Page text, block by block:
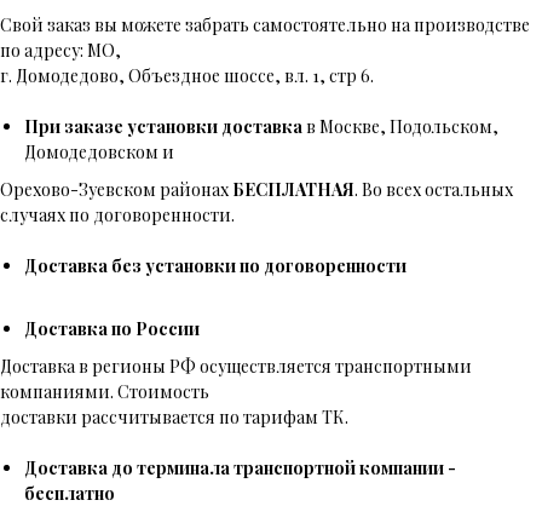
Свой заказ вы можете забрать самостоятельно на производстве
по адресу: МО,
г. Домодедово, Объездное шоссе, вл. 1, стр 6.
При заказе установки доставкав Москве, Подольском,
Домодедовском и
Орехово-Зуевском районах БЕСПЛАТНАЯ. Во всех остальных
случаях по договоренности.
Доставка без установки по договоренности
Доставка по России
Доставка в регионы РФ осуществляется транспортными
компаниями. Стоимость
доставки рассчитывается по тарифам ТК.
Доставка до терминала транспортной компании -
бесплатно